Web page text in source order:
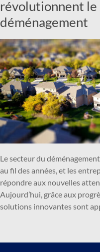
révolutionnent le
déménagement
Le secteur du
au fil des années, et les
répondre aux nouvelles
Aujourd’hui, grâce aux
solutions innovantes sont